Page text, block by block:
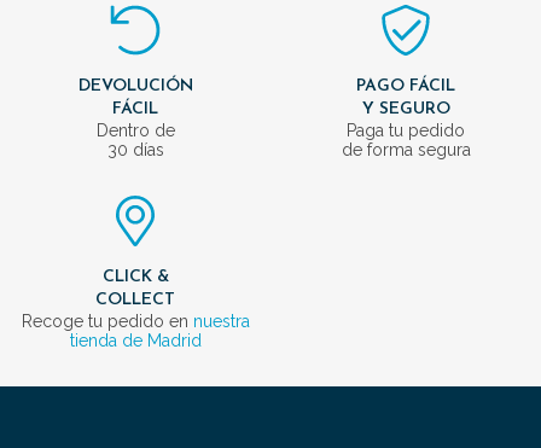
DEVOLUCIÓN
FÁCIL
Dentro de
30 días
PAGO FÁCIL
Y SEGURO
Paga tu pedido
de forma segura
CLICK &
COLLECT
Recoge tu pedido en nuestra
tienda de Madrid